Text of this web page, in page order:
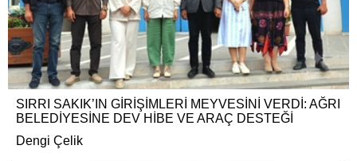
SIRRI SAKIK’IN GİRİŞİMLERİ MEYVESİNİ VERDİ: AĞRI
BELEDİYESİNE DEV HİBE VE ARAÇ DESTEĞİ
Dengi Çelik